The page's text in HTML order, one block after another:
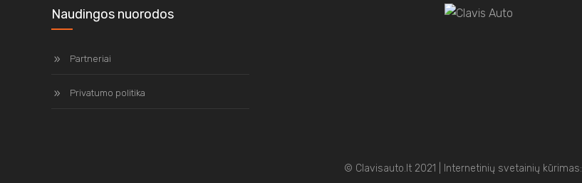
Naudingos nuorodos
Partneriai
Privatumo politika
© Clavisauto.lt 2021 | Internetinių svetainių kūrimas: